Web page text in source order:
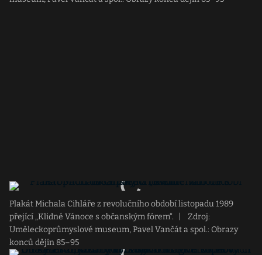
Plakát Michala Cihláře z revolučního období listopadu 1989
přející „Klidné Vánoce s občanským fórem“.
Zdroj:
Uměleckoprůmyslové museum, Pavel Vančát a spol.: Obrazy
konců dějin 85–95